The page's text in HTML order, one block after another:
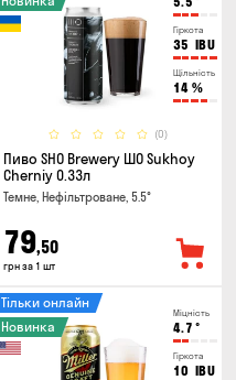
Гіркота
35 IBU
Щільність
14 %
(0)
Пиво SHO Brewery ШО Sukhoy
Cherniy 0.33л
Темне, Нефільтроване, 5.5°
79,50
грн за 1 шт
Міцність
4.7 °
Гіркота
10 IBU
Тільки онлайн
Новинка